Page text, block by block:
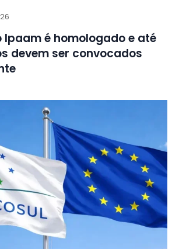
Ipaam é homologado e até
devem ser convocados